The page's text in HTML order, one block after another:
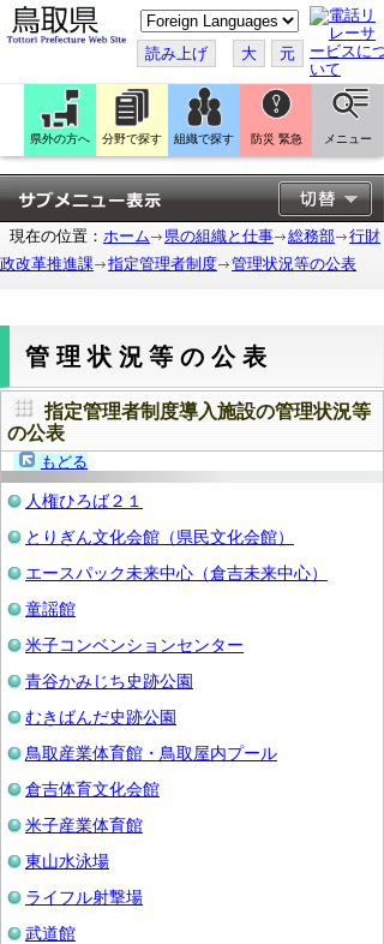
こ
の
ペ
ー
ジ
翻
訳
す
る
読み上げ 大 元
県外の方へ 分野で探す 組織で探す 防災 緊急 メニュー
現在の位置： ホーム 県の組織と仕事 総務部
行財
政改革推進課
指定管理者制度 管理状況等の公表
管理状況等の公表
指定管理者制度導入施設の管理状況等
の公表
もどる
人権ひろば２１
とりぎん文化会館（県民文化会館）
エースパック未来中心（倉吉未来中心）
童謡館
米子コンベンションセンター
青谷かみじち史跡公園
むきばんだ史跡公園
鳥取産業体育館・鳥取屋内プール
倉吉体育文化会館
米子産業体育館
東山水泳場
ライフル射撃場
武道館